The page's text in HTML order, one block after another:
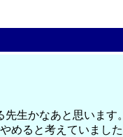
先生かなあと思います
めると考えていまし